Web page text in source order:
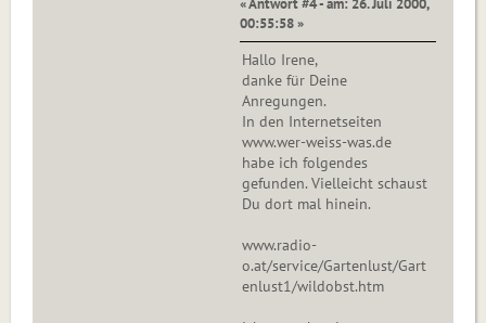
« Antwort #4 - am: 26. Juli 2000,
00:55:58 »
Hallo Irene,
danke für Deine
Anregungen.
In den Internetseiten
www.wer-weiss-was.de
habe ich folgendes
gefunden. Vielleicht schaust
Du dort mal hinein.
www.radio-
o.at/service/Gartenlust/Gart
enlust1/wildobst.htm